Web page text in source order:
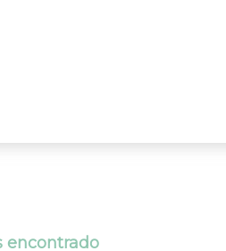
encontrado